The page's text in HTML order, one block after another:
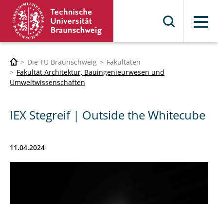
Menü
Die TU Braunschweig
Fakultäten
Fakultät Architektur, Bauingenieurwesen und
Umweltwissenschaften
IEX Stegreif | Outside the Whitecube
11.04.2024